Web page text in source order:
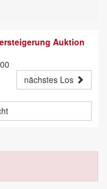
Auktion
nächstes Los